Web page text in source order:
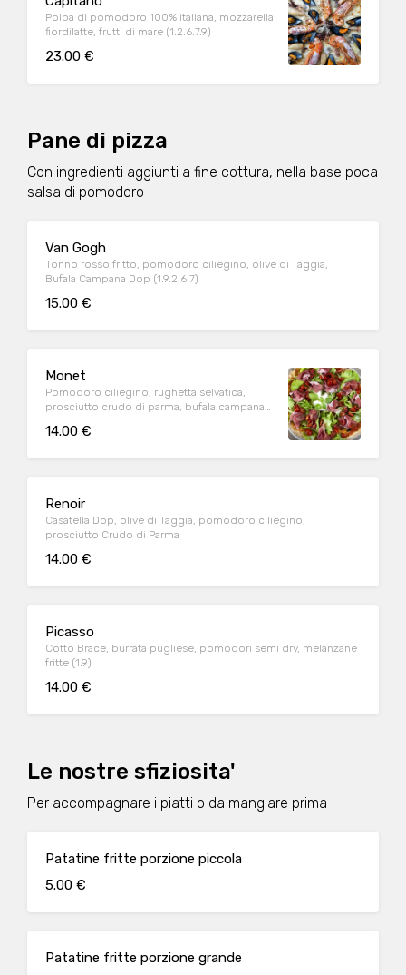
Polpa di pomodoro 100% italiana, mozzarella
fiordilatte, frutti di mare (1.2.6.7.9)
23.00 €
Pane di pizza
Con ingredienti aggiunti a fine cottura, nella base poca
salsa di pomodoro
Van Gogh
Tonno rosso fritto, pomodoro ciliegino, olive di Taggia,
Bufala Campana Dop (1.9.2.6.7)
15.00 €
Monet
Pomodoro ciliegino, rughetta selvatica,
prosciutto crudo di parma, bufala campana
14.00 €
Renoir
Casatella Dop, olive di Taggia, pomodoro ciliegino,
prosciutto Crudo di Parma
14.00 €
Picasso
Cotto Brace, burrata pugliese, pomodori semi dry, melanzane
fritte (1.9)
14.00 €
Le nostre sfiziosita'
Per accompagnare i piatti o da mangiare prima
Patatine fritte porzione piccola
5.00 €
Patatine fritte porzione grande